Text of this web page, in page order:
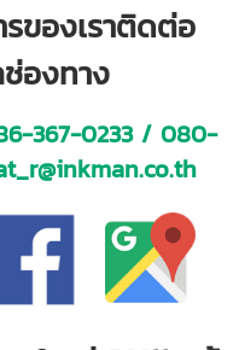
ของเราติดต่อ
องทาง
367-0233/ 080-